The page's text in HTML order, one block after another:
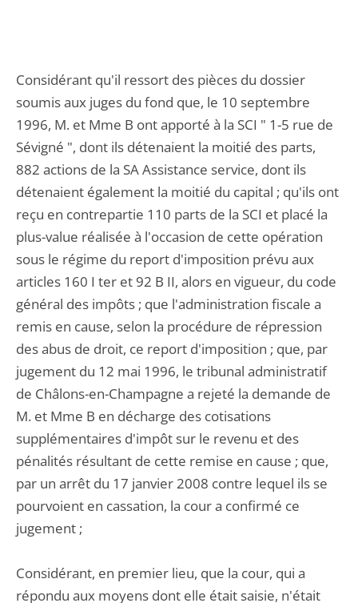
Considérant qu'il ressort des pièces du dossier
soumis aux juges du fond que, le 10 septembre
1996, M. et Mme B ont apporté à la SCI " 1-5 rue de
Sévigné ", dont ils détenaient la moitié des parts,
882 actions de la SA Assistance service, dont ils
détenaient également la moitié du capital ; qu'ils ont
reçu en contrepartie 110 parts de la SCI et placé la
plus-value réalisée à l'occasion de cette opération
sous le régime du report d'imposition prévu aux
articles 160 I ter et 92 B II, alors en vigueur, du code
général des impôts ; que l'administration fiscale a
remis en cause, selon la procédure de répression
des abus de droit, ce report d'imposition ; que, par
jugement du 12 mai 1996, le tribunal administratif
de Châlons-en-Champagne a rejeté la demande de
M. et Mme B en décharge des cotisations
supplémentaires d'impôt sur le revenu et des
pénalités résultant de cette remise en cause ; que,
par un arrêt du 17 janvier 2008 contre lequel ils se
pourvoient en cassation, la cour a confirmé ce
jugement ;
Considérant, en premier lieu, que la cour, qui a
répondu aux moyens dont elle était saisie, n'était